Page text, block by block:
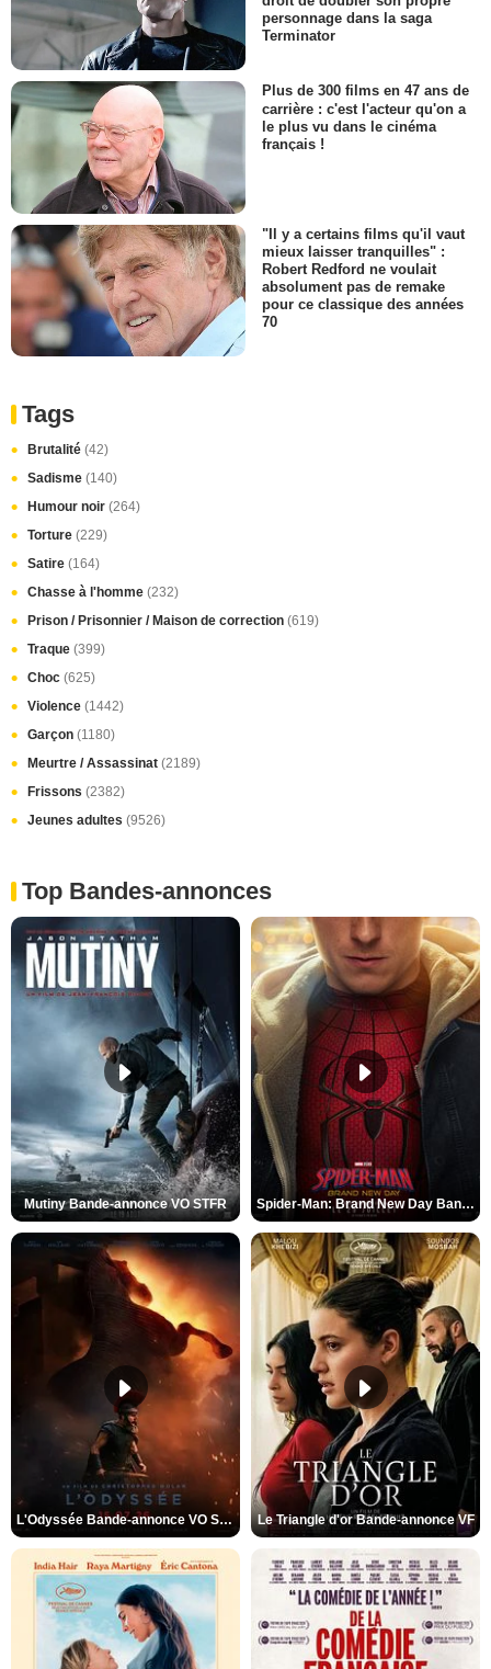
personnage dans la saga
Terminator
Plus de 300 films en 47 ans de
carrière : c'est l'acteur qu'on a
le plus vu dans le cinéma
français !
"Il y a certains films qu'il vaut
mieux laisser tranquilles" :
Robert Redford ne voulait
absolument pas de remake
pour ce classique des années
70
Tags
Brutalité (42)
Sadisme (140)
Humour noir (264)
Torture (229)
Satire (164)
Chasse à l'homme (232)
Prison / Prisonnier / Maison de correction (619)
Traque (399)
Choc (625)
Violence (1442)
Garçon (1180)
Meurtre / Assassinat (2189)
Frissons (2382)
Jeunes adultes (9526)
Top Bandes-annonces
Mutiny Bande-annonce VO STFR Spider-Man: Brand New Day Bande-annonce VO STFR
L'Odyssée Bande-annonce VO STFR Le Triangle d'or Bande-annonce VF